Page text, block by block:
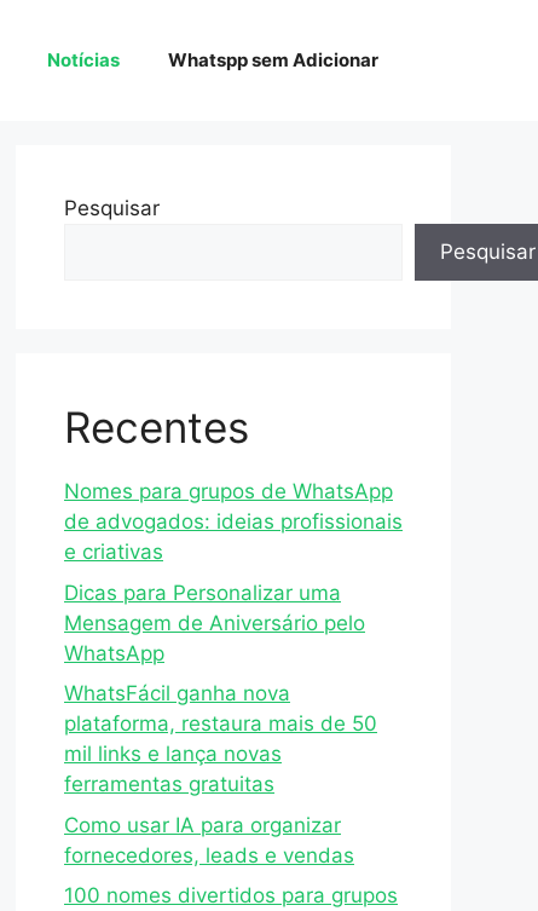
Notícias Whatspp sem Adicionar
Pesquisar
Pesquisar
Recentes
Nomes para grupos de WhatsApp
de advogados: ideias profissionais
e criativas
Dicas para Personalizar uma
Mensagem de Aniversário pelo
WhatsApp
WhatsFácil ganha nova
plataforma, restaura mais de 50
mil links e lança novas
ferramentas gratuitas
Como usar IA para organizar
fornecedores, leads e vendas
100 nomes divertidos para grupos